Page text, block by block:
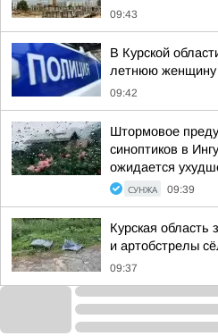
09:43
В Курской
летнюю женщину
09:42
Штормовое
синоптиков в
ожидается
СУНЖА 09:39
Курская область
и артобстрелы
09:37